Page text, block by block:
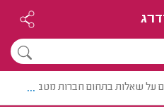
על שאלות בתחום חברות מטבחים
...